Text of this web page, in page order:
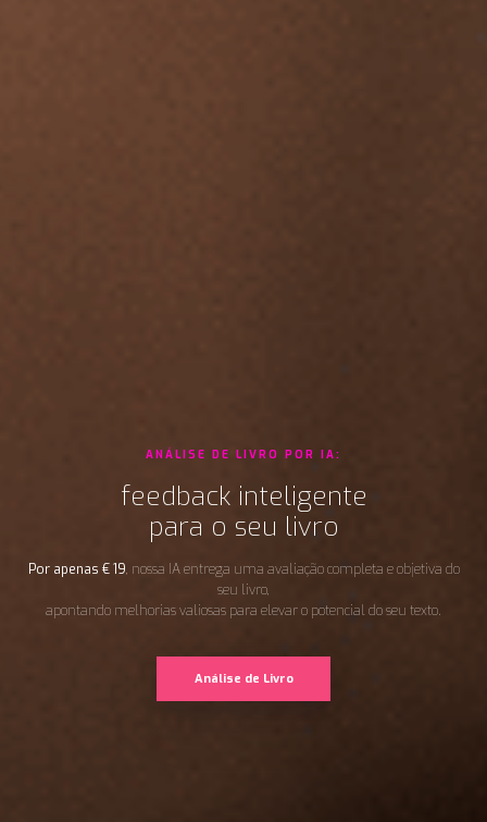
ANÁLISE DE LIVRO POR IA:
feedback inteligente
para o seu livro
Por apenas €19, nossa IA entrega uma avaliação completa e objetiva do
seu livro,
apontando melhorias valiosas para elevar o potencial do seu texto.
Análise de Livro